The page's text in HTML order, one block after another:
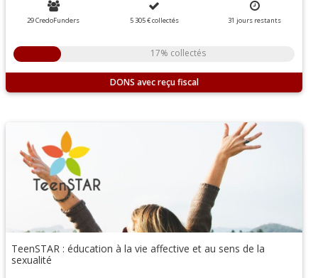
29 CredoFunders 5 305 €collectés 31 jours restants
17% collectés
DONS
TeenSTAR : éducation à la vie affective et au sens de la
sexualité